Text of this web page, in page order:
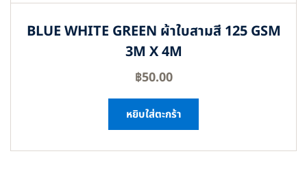
BLUE WHITE GREEN ผ้าใบสามสี 125 GSM
3M X 4M
฿50.00
หยิบใส่ตะกร้า